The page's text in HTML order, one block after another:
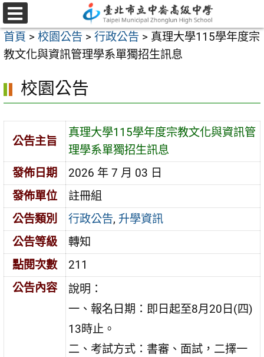
跳
至
主
要
容
選
單
首頁 > 校園公告 > 行政公告 > 真理大學115學年度宗
教文化與資訊管理學系單獨招生訊息
校園公告
公告主旨
真理大學115學年度宗教文化與資訊管
理學系單獨招生訊息
發佈日期
2026 年 7 月 03 日
發佈單位
註冊組
公告類別
行政公告, 升學資訊
公告等級
轉知
點閱次數
211
公告內容
說明：
一、報名日期：即日起至8月20日(四)
13時止。
二、考試方式：書審、面試，二擇一